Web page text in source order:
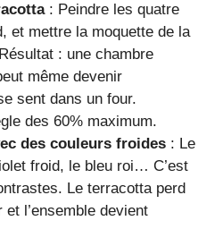
: Peindre les quatre
et mettre la moquette de la
: une chambre
même devenir
sent dans un four.
des 60% maximum.
des couleurs froides : Le
froid, le bleu roi… C’est
Le terracotta perd
l’ensemble devient